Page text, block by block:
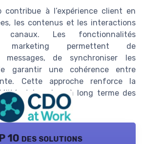
contribue à l’expérience client en
les contenus et les interactions
Les fonctionnalités
marketing permettent de
messages, de synchroniser les
garantir une cohérence entre
Cette approche renforce la
et la valeur à long terme des
10 des solutions